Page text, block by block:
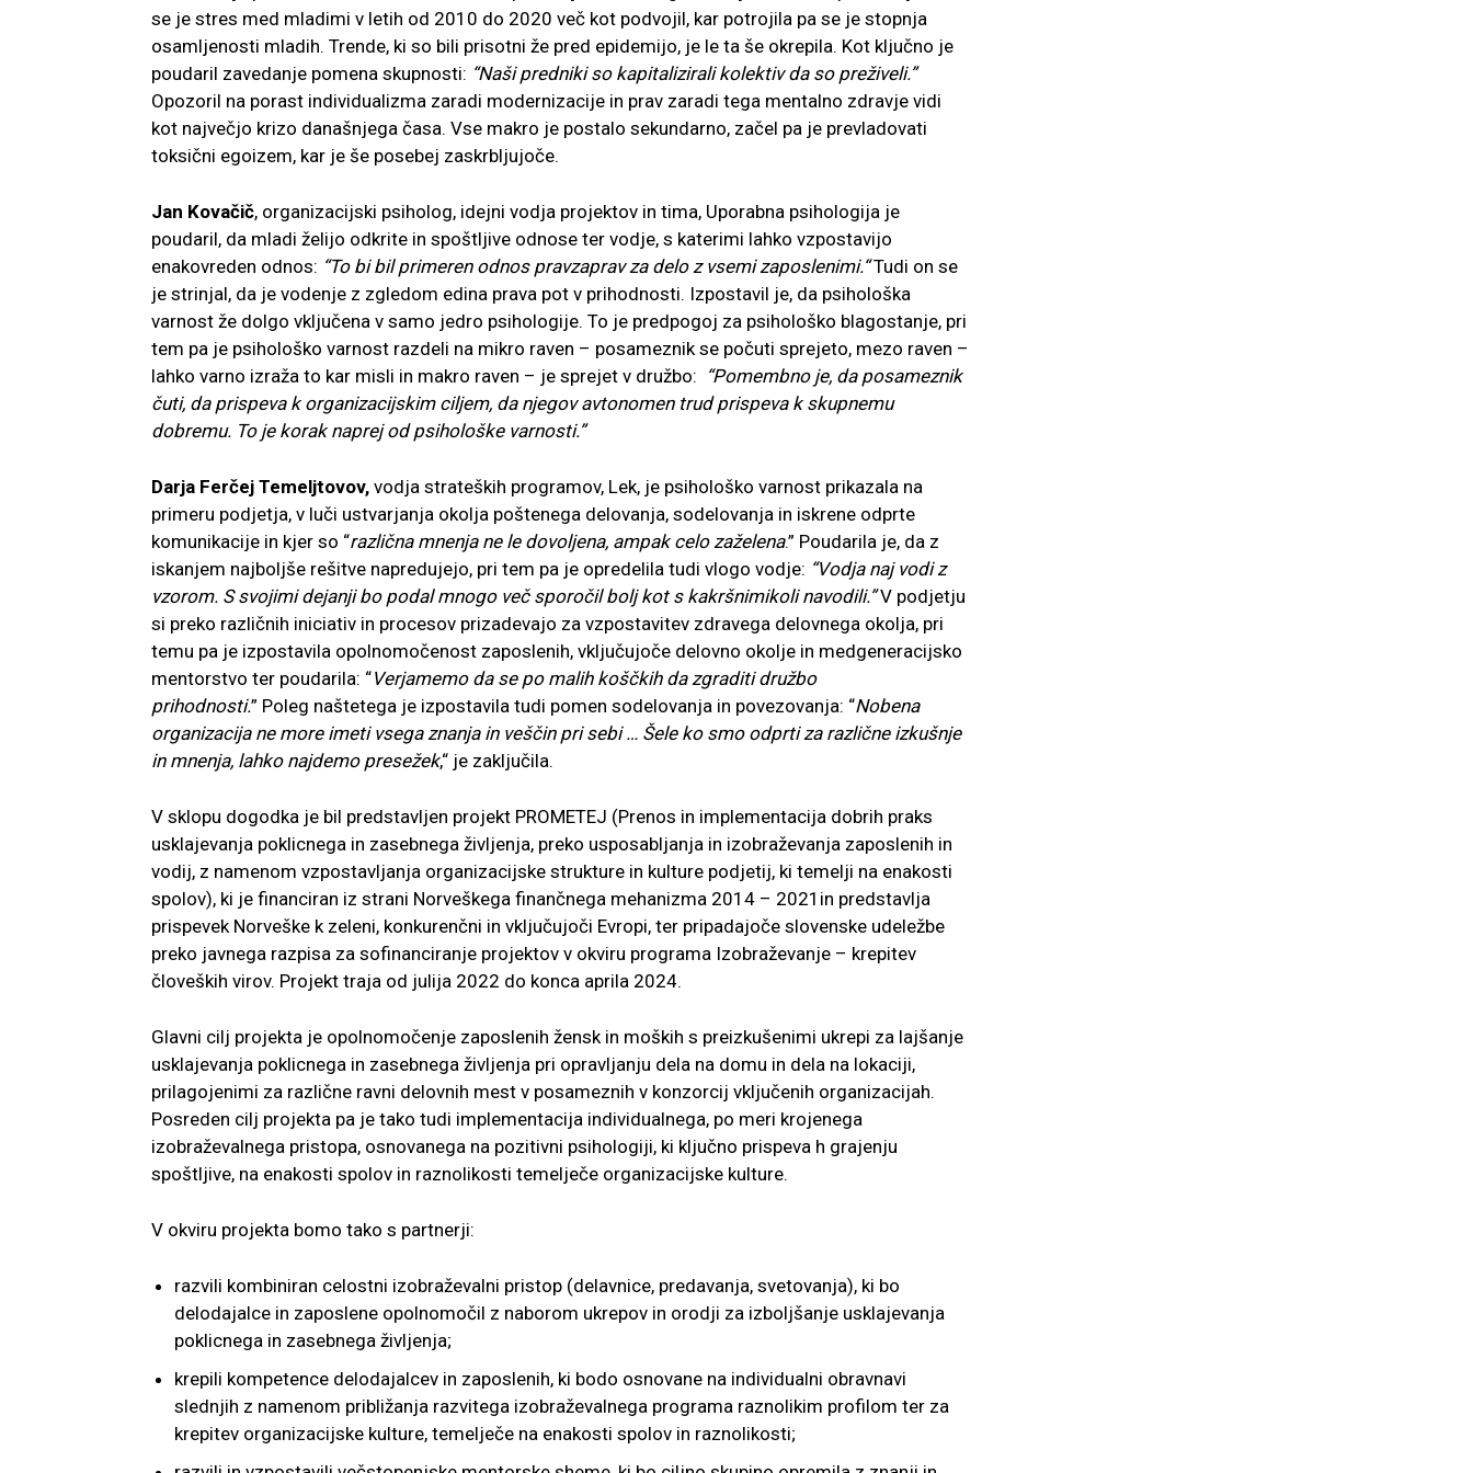
se je stres med mladimi v letih od 2010 do 2020 več kot podvojil, kar potrojila pa se je stopnja
osamljenosti mladih. Trende, ki so bili prisotni že pred epidemijo, je le ta še okrepila. Kot ključno je
poudaril zavedanje pomena skupnosti: “Naši predniki so kapitalizirali kolektiv da so preživeli.”
Opozoril na porast individualizma zaradi modernizacije in prav zaradi tega mentalno zdravje vidi
kot največjo krizo današnjega časa. Vse makro je postalo sekundarno, začel pa je prevladovati
toksični egoizem, kar je še posebej zaskrbljujoče.
Jan Kovačič, organizacijski psiholog, idejni vodja projektov in tima, Uporabna psihologija je
poudaril, da mladi želijo odkrite in spoštljive odnose ter vodje, s katerimi lahko vzpostavijo
enakovreden odnos: “To bi bil primeren odnos pravzaprav za delo z vsemi zaposlenimi.“Tudi on se
je strinjal, da je vodenje z zgledom edina prava pot v prihodnosti. Izpostavil je, da psihološka
varnost že dolgo vključena v samo jedro psihologije. To je predpogoj za psihološko blagostanje, pri
tem pa je psihološko varnost razdeli na mikro raven – posameznik se počuti sprejeto, mezo raven –
lahko varno izraža to kar misli in makro raven – je sprejet v družbo: “Pomembno je, da posameznik
čuti, da prispeva k organizacijskim ciljem, da njegov avtonomen trud prispeva k skupnemu
dobremu. To je korak naprej od psihološke varnosti.”
Darja Ferčej Temeljtovov, vodja strateških programov, Lek, je psihološko varnost prikazala na
primeru podjetja, v luči ustvarjanja okolja poštenega delovanja, sodelovanja in iskrene odprte
komunikacije in kjer so “različna mnenja ne le dovoljena, ampak celo zaželena.” Poudarila je, da z
iskanjem najboljše rešitve napredujejo, pri tem pa je opredelila tudi vlogo vodje: “Vodja naj vodi z
vzorom. S svojimi dejanji bo podal mnogo več sporočil bolj kot s kakršnimikoli navodili.”V podjetju
si preko različnih iniciativ in procesov prizadevajo za vzpostavitev zdravega delovnega okolja, pri
temu pa je izpostavila opolnomočenost zaposlenih, vključujoče delovno okolje in medgeneracijsko
mentorstvo ter poudarila: “Verjamemo da se po malih koščkih da zgraditi družbo
prihodnosti.” Poleg naštetega je izpostavila tudi pomen sodelovanja in povezovanja: “Nobena
organizacija ne more imeti vsega znanja in veščin pri sebi … Šele ko smo odprti za različne izkušnje
in mnenja, lahko najdemo presežek,“ je zaključila.
V sklopu dogodka je bil predstavljen projekt PROMETEJ (Prenos in implementacija dobrih praks
usklajevanja poklicnega in zasebnega življenja, preko usposabljanja in izobraževanja zaposlenih in
vodij, z namenom vzpostavljanja organizacijske strukture in kulture podjetij, ki temelji na enakosti
spolov), ki je financiran iz strani Norveškega finančnega mehanizma 2014 – 2021in predstavlja
prispevek Norveške k zeleni, konkurenčni in vključujoči Evropi, ter pripadajoče slovenske udeležbe
preko javnega razpisa za sofinanciranje projektov v okviru programa Izobraževanje – krepitev
človeških virov. Projekt traja od julija 2022 do konca aprila 2024.
Glavni cilj projekta je opolnomočenje zaposlenih žensk in moških s preizkušenimi ukrepi za lajšanje
usklajevanja poklicnega in zasebnega življenja pri opravljanju dela na domu in dela na lokaciji,
prilagojenimi za različne ravni delovnih mest v posameznih v konzorcij vključenih organizacijah.
Posreden cilj projekta pa je tako tudi implementacija individualnega, po meri krojenega
izobraževalnega pristopa, osnovanega na pozitivni psihologiji, ki ključno prispeva h grajenju
spoštljive, na enakosti spolov in raznolikosti temelječe organizacijske kulture.
V okviru projekta bomo tako s partnerji:
razvili kombiniran celostni izobraževalni pristop (delavnice, predavanja, svetovanja), ki bo
delodajalce in zaposlene opolnomočil z naborom ukrepov in orodji za izboljšanje usklajevanja
poklicnega in zasebnega življenja;
krepili kompetence delodajalcev in zaposlenih, ki bodo osnovane na individualni obravnavi
slednjih z namenom približanja razvitega izobraževalnega programa raznolikim profilom ter za
krepitev organizacijske kulture, temelječe na enakosti spolov in raznolikosti;